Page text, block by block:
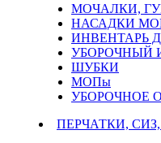
МОЧАЛКИ,
НАСАДКИ
ИНВЕНТАРЬ
УБОРОЧНЫЙ
ШУБКИ
МОПы
УБОРОЧНОЕ
ПЕРЧАТКИ,